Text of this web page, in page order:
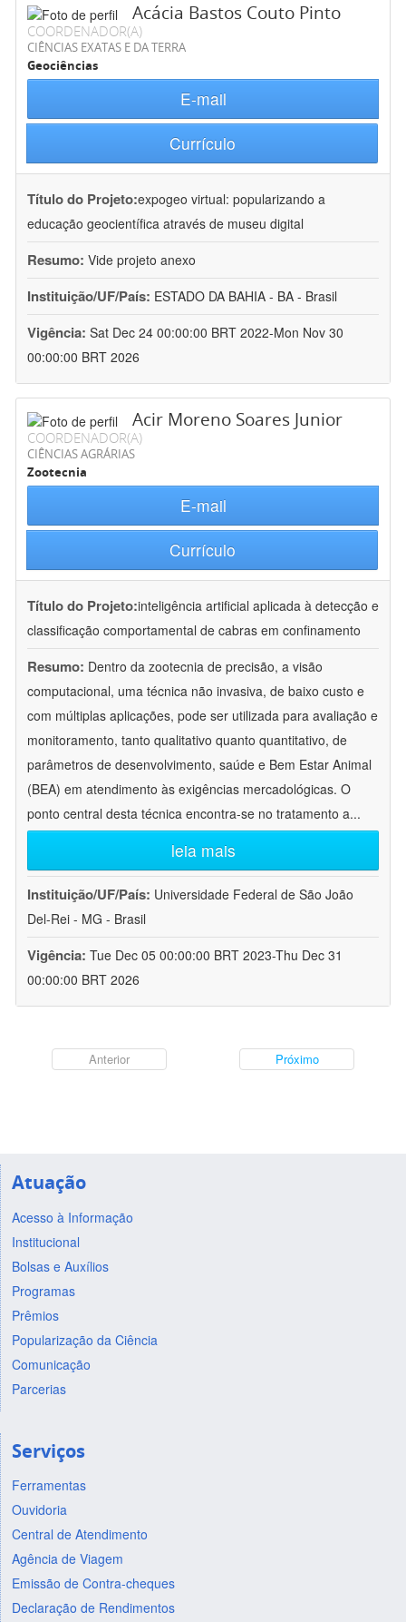
Acácia Bastos Couto Pinto
COORDENADOR(A)
CIÊNCIAS EXATAS E DA TERRA
Geociências
E-mail
Currículo
Título do Projeto:expogeo virtual: popularizando a
educação geocientífica através de museu digital
Resumo: Vide projeto anexo
Instituição/UF/País: ESTADO DA BAHIA - BA - Brasil
Vigência: Sat Dec 24 00:00:00 BRT 2022-Mon Nov 30
00:00:00 BRT 2026
Acir Moreno Soares Junior
COORDENADOR(A)
CIÊNCIAS AGRÁRIAS
Zootecnia
E-mail
Currículo
Título do Projeto:inteligência artificial aplicada à detecção e
classificação comportamental de cabras em confinamento
Resumo: Dentro da zootecnia de precisão, a visão
computacional, uma técnica não invasiva, de baixo custo e
com múltiplas aplicações, pode ser utilizada para avaliação e
monitoramento, tanto qualitativo quanto quantitativo, de
parâmetros de desenvolvimento, saúde e Bem Estar Animal
(BEA) em atendimento às exigências mercadológicas. O
ponto central desta técnica encontra-se no tratamento a...
leia mais
Instituição/UF/País: Universidade Federal de São João
Del-Rei - MG - Brasil
Vigência: Tue Dec 05 00:00:00 BRT 2023-Thu Dec 31
00:00:00 BRT 2026
Anterior Próximo
Atuação
Acesso à Informação
Institucional
Bolsas e Auxílios
Programas
Prêmios
Popularização da Ciência
Comunicação
Parcerias
Serviços
Ferramentas
Ouvidoria
Central de Atendimento
Agência de Viagem
Emissão de Contra-cheques
Declaração de Rendimentos